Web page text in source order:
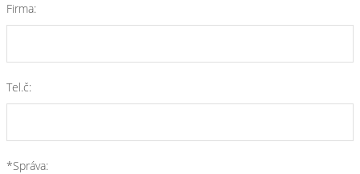
Firma:
Tel.č:
*Správa: